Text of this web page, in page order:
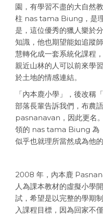
園，有學習不盡的大自然
柱 nas tama Biung，是
是，這位優秀的獵人樂於
知識，他也期望能如追蹤
慧轉化成一套系統化課程
親近山林的人可以前來學
於土地的情感連結。
「內本鹿小學」，後改
部落長輩告訴我們，布農
pasnanavan，因此更名
領的 nas tama Biung 為
似乎也就理所當然成為他的
2008 年，內本鹿
人為課本教材的虛擬小學
試，希望是以完整的學期
入課程目標，因為回家不